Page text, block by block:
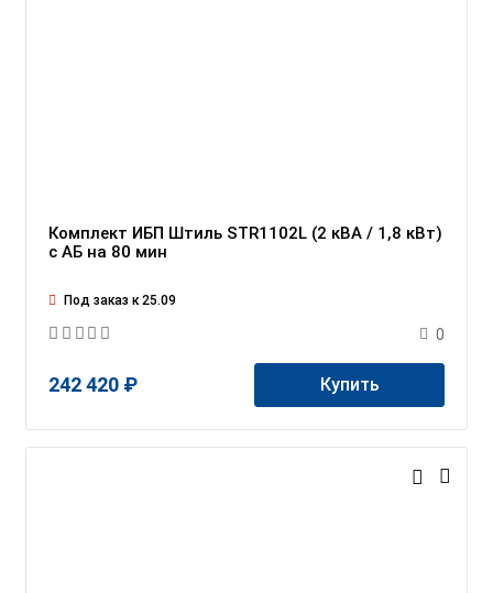
Комплект ИБП Штиль STR1102L (2 кВА / 1,8 кВт)
c АБ на 80 мин
Под заказ к 25.09
0
242 420 ₽ Купить